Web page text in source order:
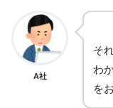
A社
そ
わ
を